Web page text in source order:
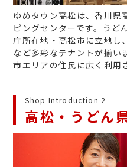
ゆめタウン高松は、香川県
ピングセンターです。うど
庁所在地・高松市に立地し
など多彩なテナントが揃い
市エリアの住民に広く利用
Shop Introduction 2
高松・うどん